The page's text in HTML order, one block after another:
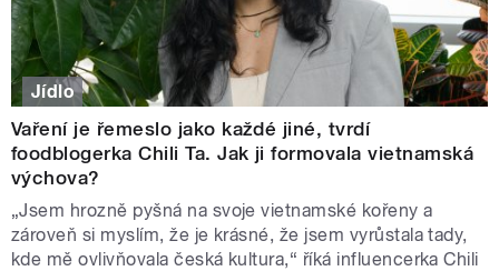
Jídlo
Vaření je řemeslo jako každé jiné, tvrdí
foodblogerka Chili Ta. Jak ji formovala vietnamská
výchova?
„Jsem hrozně pyšná na svoje vietnamské kořeny a
zároveň si myslím, že je krásné, že jsem vyrůstala tady,
kde mě ovlivňovala česká kultura,“ říká influencerka Chili